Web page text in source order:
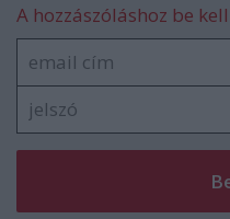
A hozzászóláshoz be